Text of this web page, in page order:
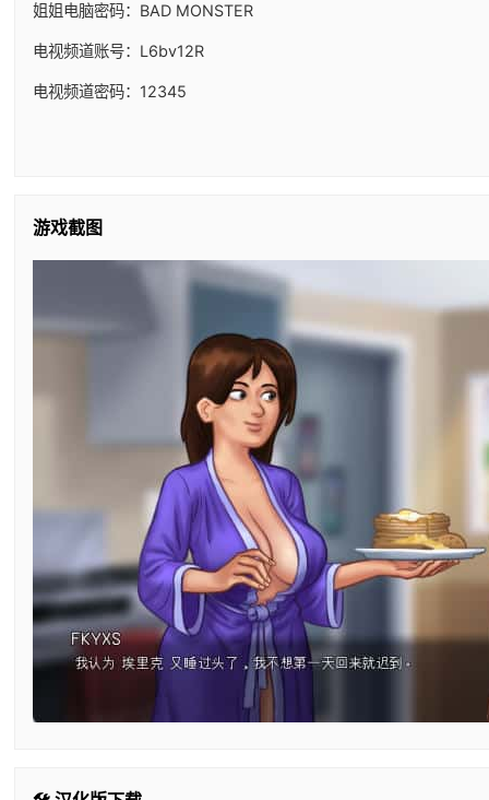
姐姐电脑密码：BAD MONSTER
电视频道账号：L6bv12R
电视频道密码：12345
游戏截图